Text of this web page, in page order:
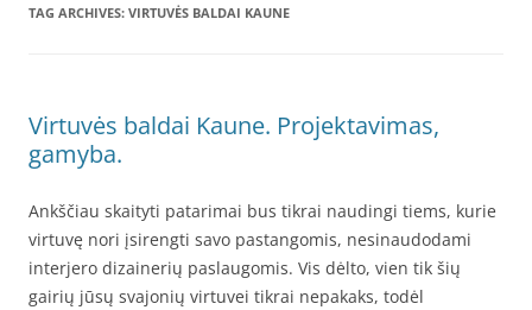
TAG ARCHIVES: VIRTUVĖS BALDAI KAUNE
Virtuvės baldai Kaune. Projektavimas,
gamyba.
Ankščiau skaityti patarimai bus tikrai naudingi tiems, kurie
virtuvę nori įsirengti savo pastangomis, nesinaudodami
interjero dizainerių paslaugomis. Vis dėlto, vien tik šių
gairių jūsų svajonių virtuvei tikrai nepakaks, todėl